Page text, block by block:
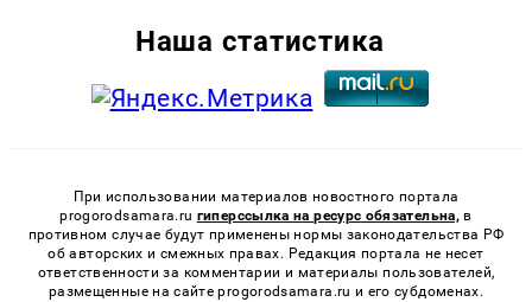
Наша статистика
При использовании материалов новостного портала
progorodsamara.ru гиперссылка на ресурс обязательна, в
противном случае будут применены нормы законодательства РФ
об авторских и смежных правах. Редакция портала не несет
ответственности за комментарии и материалы пользователей,
размещенные на сайте progorodsamara.ru и его субдоменах.